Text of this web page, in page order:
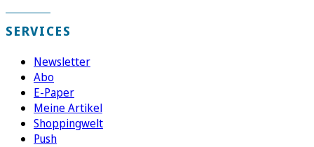
SERVICES
Newsletter
Abo
E-Paper
Meine Artikel
Shoppingwelt
Push